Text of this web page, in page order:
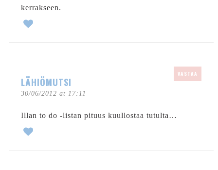
kerrakseen.
LÄHIÖMUTSI
30/06/2012 at 17:11
VASTAA
Illan to do -listan pituus kuullostaa tutulta…